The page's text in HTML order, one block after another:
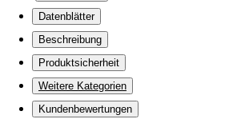
Datenblätter
Beschreibung
Produktsicherheit
Weitere Kategorien
Kundenbewertungen